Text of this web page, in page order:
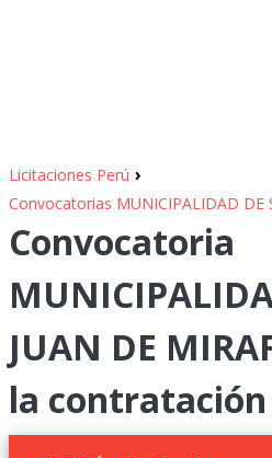
Licitaciones Perú ›
Convocatorias MUNICIPALIDAD DE
Convocatoria
JUAN DE
la contratación